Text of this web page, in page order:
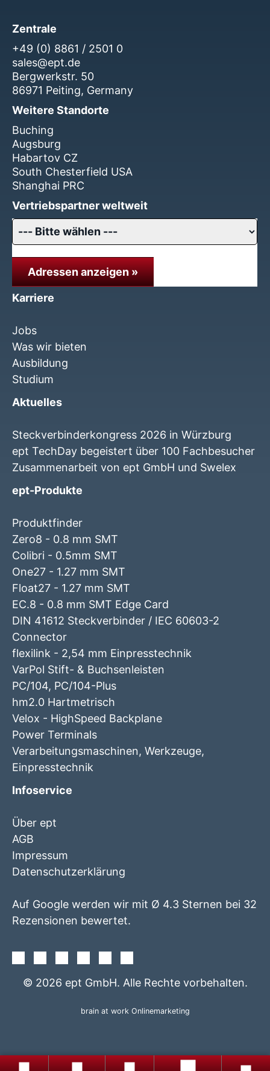
+49
Produkte Gratis
Zentrale
+49 (0) 8861 / 2501 0
sales@ept.de
Bergwerkstr. 50
86971 Peiting, Germany
Weitere Standorte
Buching
Augsburg
Habartov CZ
South Chesterfield USA
Shanghai PRC
Vertriebspartner weltweit
Adressen anzeigen »
Karriere
Jobs
Was wir bieten
Ausbildung
Studium
Aktuelles
Steckverbinderkongress 2026 in Würzburg
ept TechDay begeistert über 100 Fachbesucher
Zusammenarbeit von ept GmbH und Swelex
ept-Produkte
Produktfinder
Zero8 - 0.8 mm SMT
Colibri - 0.5mm SMT
One27 - 1.27 mm SMT
Float27 - 1.27 mm SMT
EC.8 - 0.8 mm SMT Edge Card
DIN 41612 Steckverbinder / IEC 60603-2
Connector
flexilink - 2,54 mm Einpresstechnik
VarPol Stift- & Buchsenleisten
PC/104, PC/104-Plus
hm2.0 Hartmetrisch
Velox - HighSpeed Backplane
Power Terminals
Verarbeitungsmaschinen, Werkzeuge,
Einpresstechnik
Infoservice
Über ept
AGB
Impressum
Datenschutzerklärung
Auf Google werden wir mit Ø 4.3 Sternen bei 32
Rezensionen bewertet.
© 2026 ept GmbH. Alle Rechte vorbehalten.
brain at work Onlinemarketing